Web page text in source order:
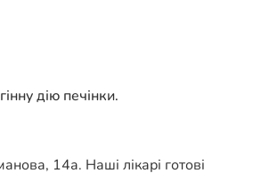
дію печінки.
14а. Наші лікарі готові